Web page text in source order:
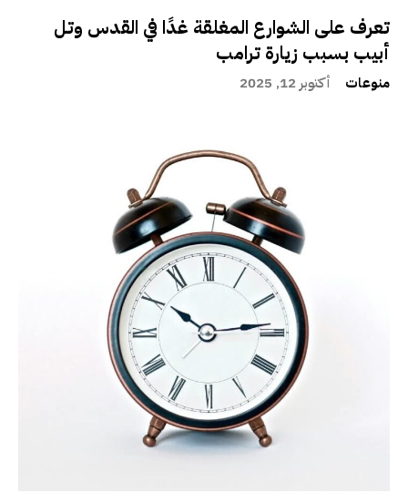
تعرف على الشوارع المغلقة غدًا في القدس وتل
أبيب بسبب زيارة ترامب
منوعات أكتوبر 12, 2025